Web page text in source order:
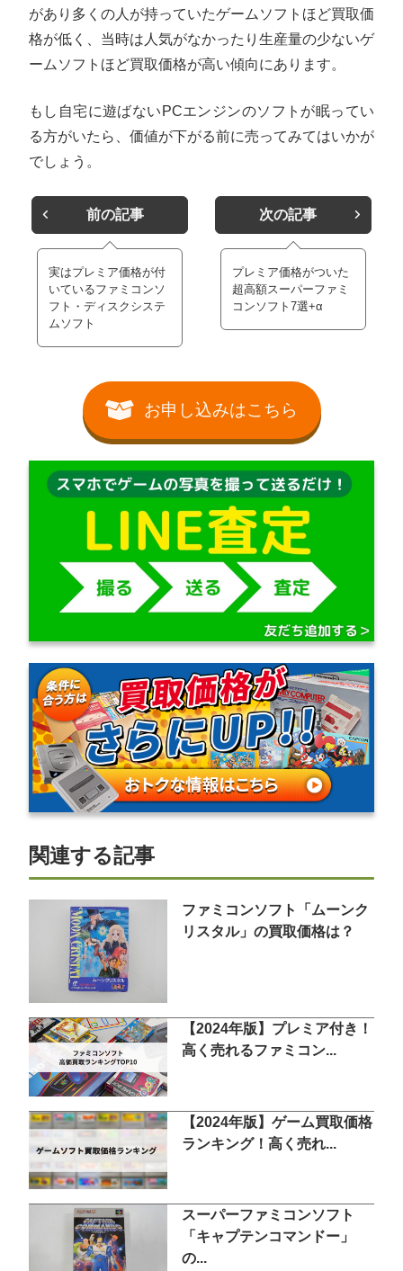
があり多くの人が持っていたゲームソフトほど買取価
格が低く、当時は人気がなかったり生産量の少ないゲ
ームソフトほど買取価格が高い傾向にあります。
もし自宅に遊ばないPCエンジンのソフトが眠ってい
る方がいたら、価値が下がる前に売ってみてはいかが
でしょう。
前の記事
実はプレミア価格が付
いているファミコンソ
フト・ディスクシステ
ムソフト
次の記事
プレミア価格がついた
超高額スーパーファミ
コンソフト7選+α
お申し込みはこちら
関連する記事
ファミコンソフト「ムーンク
リスタル」の買取価格は？
【2024年版】プレミア付き！
高く売れるファミコン...
【2024年版】ゲーム買取価格
ランキング！高く売れ...
スーパーファミコンソフト
「キャプテンコマンドー」
の...